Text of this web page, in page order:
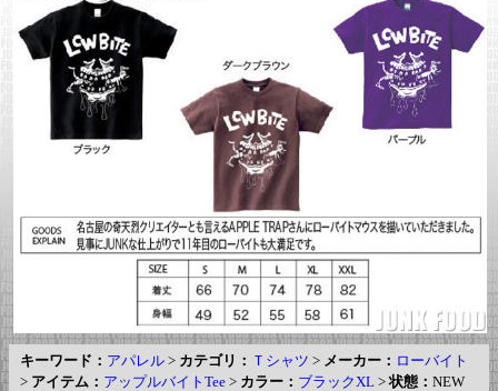
キーワード： アパレル > カテゴリ： Ｔシャツ > メーカー： ローバイト
> アイテム： アップルバイトTee > カラー： ブラックXL >状態： NEW